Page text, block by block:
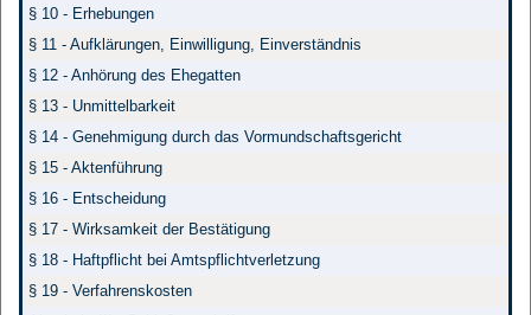
§ 10 - Erhebungen
§ 11 - Aufklärungen, Einwilligung, Einverständnis
§ 12 - Anhörung des Ehegatten
§ 13 - Unmittelbarkeit
§ 14 - Genehmigung durch das Vormundschaftsgericht
§ 15 - Aktenführung
§ 16 - Entscheidung
§ 17 - Wirksamkeit der Bestätigung
§ 18 - Haftpflicht bei Amtspflichtverletzung
§ 19 - Verfahrenskosten